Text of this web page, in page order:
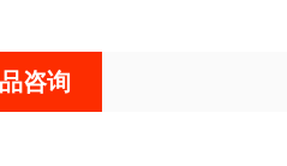
咨询